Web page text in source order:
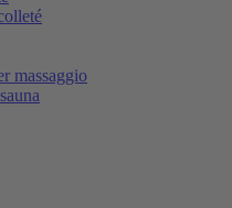
massaggio